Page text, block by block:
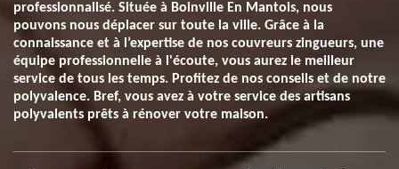
professionnalisé. Située à Boinville En Mantois, nous
pouvons nous déplacer sur toute la ville. Grâce à la
connaissance et à l’expertise de nos couvreurs zingueurs, une
équipe professionnelle à l'écoute, vous aurez le meilleur
service de tous les temps. Profitez de nos conseils et de notre
polyvalence. Bref, vous avez à votre service des artisans
polyvalents prêts à rénover votre maison.